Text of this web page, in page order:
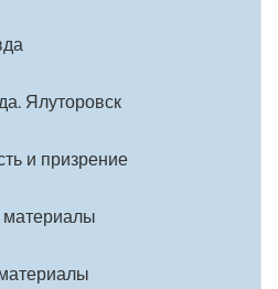
Ялуторовск
и призрение
материалы